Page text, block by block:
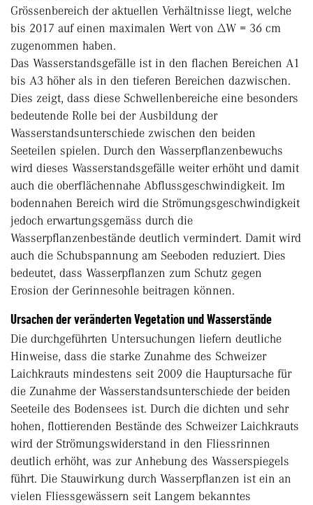
Grössenbereich der aktuellen Verhältnisse liegt, welche
bis 2017 auf einen maximalen Wert von ∆W = 36 cm
zugenommen haben.
Das Wasserstandsgefälle ist in den flachen Bereichen A1
bis A3 höher als in den tieferen Bereichen dazwischen.
Dies zeigt, dass diese Schwellenbereiche eine besonders
bedeutende Rolle bei der Ausbildung der
Wasserstandsunterschiede zwischen den beiden
Seeteilen spielen. Durch den Wasserpflanzenbewuchs
wird dieses Wasserstandsgefälle weiter erhöht und damit
auch die oberflächennahe Abflussgeschwindigkeit. Im
bodennahen Bereich wird die Strömungsgeschwindigkeit
jedoch erwartungsgemäss durch die
Wasserpflanzenbestände deutlich vermindert. Damit wird
auch die Schubspannung am Seeboden reduziert. Dies
bedeutet, dass Wasserpflanzen zum Schutz gegen
Erosion der Gerinnesohle beitragen können.
Ursachen der veränderten Vegetation und Wasserstände
Die durchgeführten Untersuchungen liefern deutliche
Hinweise, dass die starke Zunahme des Schweizer
Laichkrauts mindestens seit 2009 die Hauptursache für
die Zunahme der Wasserstandsunterschiede der beiden
Seeteile des Bodensees ist. Durch die dichten und sehr
hohen, flottierenden Bestände des Schweizer Laichkrauts
wird der Strömungswiderstand in den Fliessrinnen
deutlich erhöht, was zur Anhebung des Wasserspiegels
führt. Die Stauwirkung durch Wasserpflanzen ist ein an
vielen Fliessgewässern seit Langem bekanntes